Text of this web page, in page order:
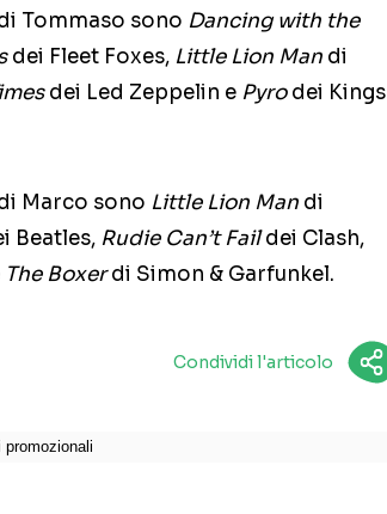
Tommaso sono Dancing with the
dei Fleet Foxes, Little Lion Man di
dei Led Zeppelin e Pyrodei Kings
Marco sono Little Lion Man di
Beatles, Rudie Can’t Faildei Clash,
The Boxerdi Simon & Garfunkel.
Condividi l'articolo